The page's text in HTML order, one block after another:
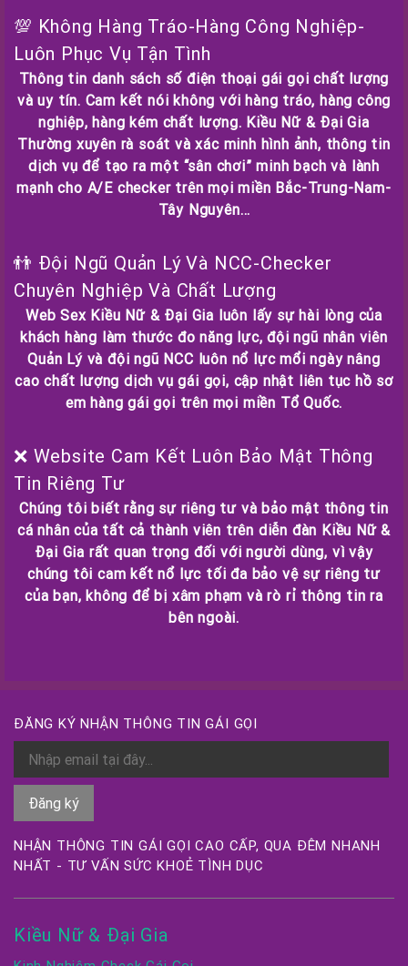
💯 Không Hàng Tráo-Hàng Công Nghiệp-
Luôn Phục Vụ Tận Tình
Thông tin danh sách số điện thoại gái gọi chất lượng
và uy tín. Cam kết nói không với hàng tráo, hàng công
nghiệp, hàng kém chất lượng. Kiều Nữ & Đại Gia
Thường xuyên rà soát và xác minh hình ảnh, thông tin
dịch vụ để tạo ra một “sân chơi” minh bạch và lành
mạnh cho A/E checker trên mọi miền Bắc-Trung-Nam-
Tây Nguyên…
👬 Đội Ngũ Quản Lý Và NCC-Checker
Chuyên Nghiệp Và Chất Lượng
Web Sex Kiều Nữ & Đại Gia luôn lấy sự hài lòng của
khách hàng làm thước đo năng lực, đội ngũ nhân viên
Quản Lý và đội ngũ NCC luôn nổ lực mổi ngày nâng
cao chất lượng dịch vụ gái gọi, cập nhật liên tục hồ sơ
em hàng gái gọi trên mọi miền Tổ Quốc.
❌ Website Cam Kết Luôn Bảo Mật Thông
Tin Riêng Tư
Chúng tôi biết rằng sự riêng tư và bảo mật thông tin
cá nhân của tất cả thành viên trên diễn đàn Kiều Nữ &
Đại Gia rất quan trọng đối với người dùng, vì vậy
chúng tôi cam kết nổ lực tối đa bảo vệ sự riêng tư
của bạn, không để bị xâm phạm và rò rỉ thông tin ra
bên ngoài.
ĐĂNG KÝ NHẬN THÔNG TIN GÁI GỌI
NHẬN THÔNG TIN GÁI GỌI CAO CẤP, QUA ĐÊM NHANH
NHẤT - TƯ VẤN SỨC KHOẺ TÌNH DỤC
Kiều Nữ & Đại Gia